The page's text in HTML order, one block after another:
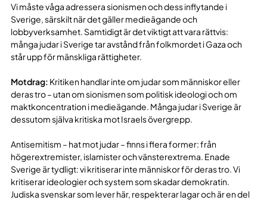
Vi måste våga adressera sionismen och dess inflytande i
Sverige, särskilt när det gäller medieägande och
lobbyverksamhet. Samtidigt är det viktigt att vara rättvis:
många judar i Sverige tar avstånd från folkmordet i Gaza och
står upp för mänskliga rättigheter.
Motdrag: Kritiken handlar inte om judar som människor eller
deras tro – utan om sionismen som politisk ideologi och om
maktkoncentration i medieägande. Många judar i Sverige är
dessutom själva kritiska mot Israels övergrepp.
Antisemitism – hat mot judar – finns i flera former: från
högerextremister, islamister och vänsterextrema. Enade
Sverige är tydligt: vi kritiserar inte människor för deras tro. Vi
kritiserar ideologier och system som skadar demokratin.
Judiska svenskar som lever här, respekterar lagar och är en del